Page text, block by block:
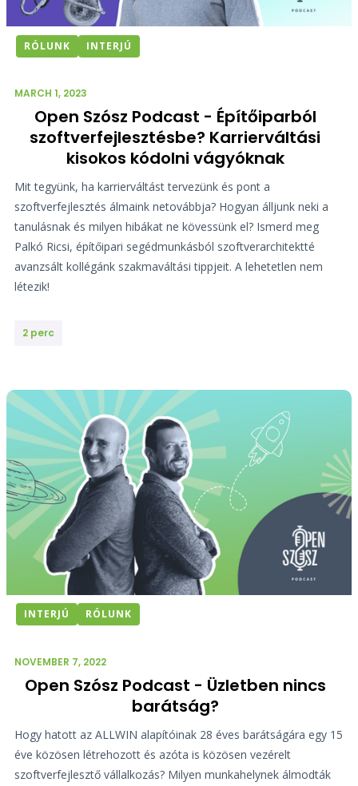
RÓLUNK INTERJÚ
MARCH 1, 2023
Open Szósz Podcast - Építőiparból
szoftverfejlesztésbe? Karrierváltási
kisokos kódolni vágyóknak
Mit tegyünk, ha karrierváltást tervezünk és pont a
szoftverfejlesztés álmaink netovábbja? Hogyan álljunk neki a
tanulásnak és milyen hibákat ne kövessünk el? Ismerd meg
Palkó Ricsi, építőipari segédmunkásból szoftverarchitektté
avanzsált kollégánk szakmaváltási tippjeit. A lehetetlen nem
létezik!
2 perc
INTERJÚ RÓLUNK
NOVEMBER 7, 2022
Open Szósz Podcast - Üzletben nincs
barátság?
Hogy hatott az ALLWIN alapítóinak 28 éves barátságára egy 15
éve közösen létrehozott és azóta is közösen vezérelt
szoftverfejlesztő vállalkozás? Milyen munkahelynek álmodták